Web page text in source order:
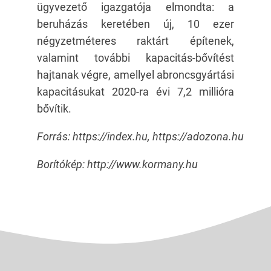
ügyvezető igazgatója elmondta: a
beruházás keretében új, 10 ezer
négyzetméteres raktárt építenek,
valamint további kapacitás-bővítést
hajtanak végre, amellyel abroncsgyártási
kapacitásukat 2020-ra évi 7,2 millióra
bővítik.
Forrás: https://index.hu, https://adozona.hu
Borítókép: http://www.kormany.hu